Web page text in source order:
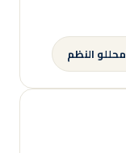
محللو النظم